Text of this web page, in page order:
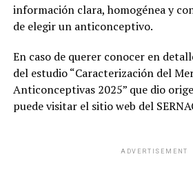
información clara, homogénea y
de elegir un anticonceptivo.
En caso de querer conocer en
del estudio “Caracterización del
Anticonceptivas 2025” que dio
puede visitar el sitio web del
ADVERTISEMENT